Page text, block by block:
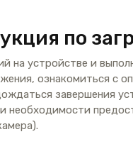
по
на устройстве и
ознакомиться с
завершения
необходимости